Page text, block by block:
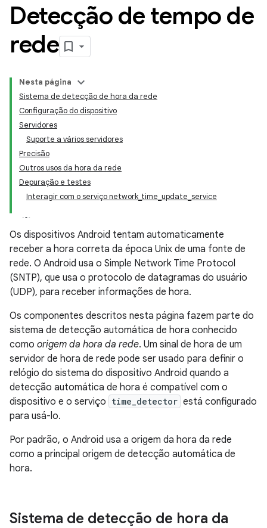
Detecção de tempo de
rede
Nesta página
Sistema de detecção de hora da rede
Configuração do dispositivo
Servidores
Suporte a vários servidores
Precisão
Outros usos da hora da rede
Depuração e testes
Interagir com o serviço network_time_update_service
Os dispositivos Android tentam automaticamente
receber a hora correta da época Unix de uma fonte de
rede. O Android usa o Simple Network Time Protocol
(SNTP), que usa o protocolo de datagramas do usuário
(UDP), para receber informações de hora.
Os componentes descritos nesta página fazem parte do
sistema de detecção automática de hora conhecido
como origem da hora da rede. Um sinal de hora de um
servidor de hora de rede pode ser usado para definir o
relógio do sistema do dispositivo Android quando a
detecção automática de hora é compatível com o
dispositivo e o serviço time_detector está configurado
para usá-lo.
Por padrão, o Android usa a origem da hora da rede
como a principal origem de detecção automática de
hora.
Sistema de detecção de hora da